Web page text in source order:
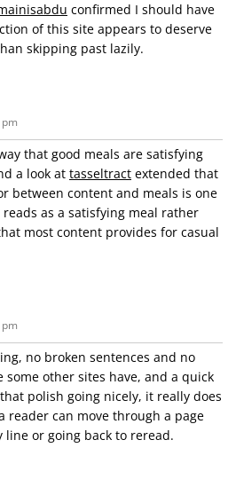
confirmed I should have
of this site appears to deserve
skipping past lazily.
that good meals are satisfying
a look at tasseltract extended that
between content and meals is one
as a satisfying meal rather
most content provides for casual
no broken sentences and no
other sites have, and a quick
polish going nicely, it really does
reader can move through a page
or going back to reread.